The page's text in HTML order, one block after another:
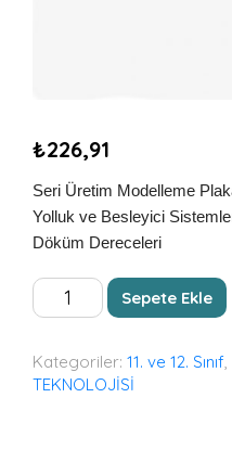
₺226,91
Seri Üretim Modelleme
Yolluk ve Besleyici
Döküm Dereceleri
SERİ
ÜRETİM
adet
Sepete Ekle
Kategoriler: 11. ve 12. Sınıf,
TEKNOLOJİSİ